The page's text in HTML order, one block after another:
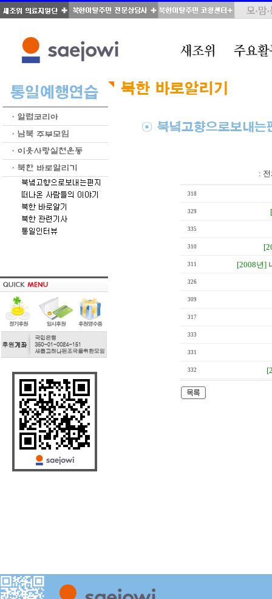
:
318
329
335
310
311 [2008년]
326
309
317
333
331
332